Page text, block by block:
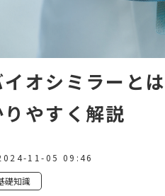
イオシミラーと
りやすく解説
11-05 09:46
礎知識